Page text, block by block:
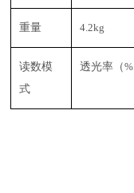
重量 4.2kg
读数模
式
透光率（%